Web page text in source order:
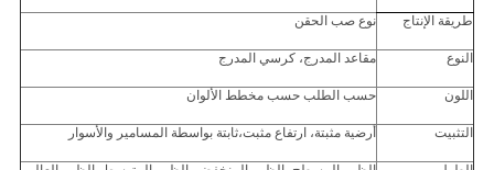
طريقة الإنتاج نوع صب الحقن
النوع مقاعد المدرج، كرسي المدرج
اللون حسب الطلب حسب مخطط الألوان
التثبيت أرضية مثبتة، ارتفاع مثبت،ثابتة بواسطة المسامير والأسوار